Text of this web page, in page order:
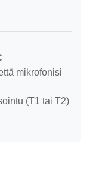
mikrofonisi
(T1 tai T2)